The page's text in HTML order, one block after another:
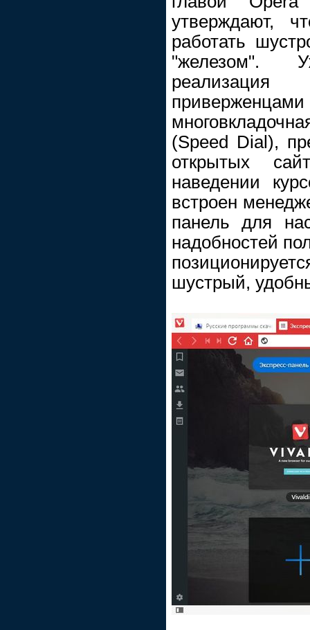
утверждают,
работать
"железом".
(Speed Dial),
открытых
наведении
встроен
панель для
надобностей
шустрый,